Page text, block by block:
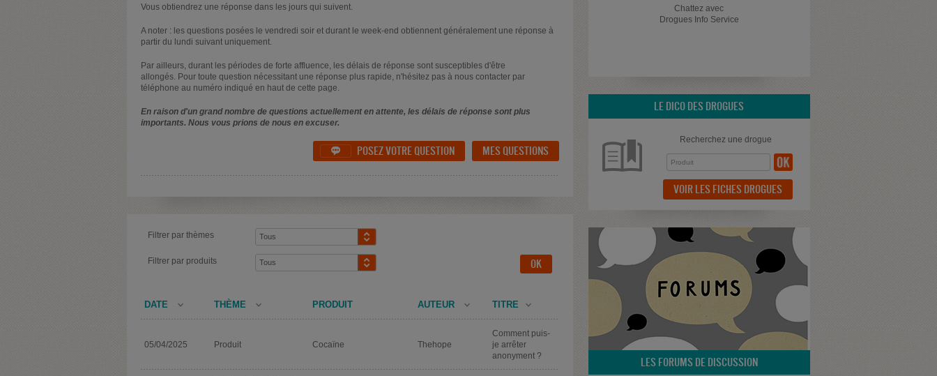
Vous obtiendrez une réponse dans les jours qui suivent.
A noter : les questions posées le vendredi soir et durant le week-end obtiennent généralement une réponse à
partir du lundi suivant uniquement.
Par ailleurs, durant les périodes de forte affluence, les délais de réponse sont susceptibles d'être
allongés. Pour toute question nécessitant une réponse plus rapide, n'hésitez pas à nous contacter par
téléphone au numéro indiqué en haut de cette page.
En raison d'un grand nombre de questions actuellement en attente, les délais de réponse sont plus
importants. Nous vous prions de nous en excuser.
 POSEZ VOTRE QUESTION MES QUESTIONS
Filtrer par thèmes
Filtrer par produits
DATE THÈME PRODUIT AUTEUR TITRE
05/04/2025 Produit Cocaïne Thehope
Comment puis-
je arrêter
anonyment ?
Chattez avec
Drogues Info Service
LE DICO DES DROGUES
Recherchez une drogue
VOIR LES FICHES DROGUES
LES FORUMS DE DISCUSSION